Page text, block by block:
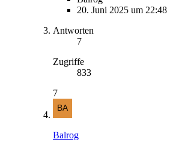
20. Juni 2025 um 22:48
Antworten
7
Zugriffe
833
7
Balrog